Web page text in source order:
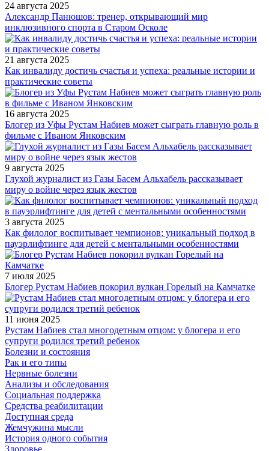
24 августа 2025
Александр Панюшов: тренер, открывающий мир
инклюзивного спорта в Старом Осколе
21 августа 2025
Как инвалиду достичь счастья и успеха: реальные истории и
практические советы
16 августа 2025
Блогер из Уфы Рустам Набиев может сыграть главную роль в
фильме с Иваном Янковским
9 августа 2025
Глухой журналист из Газы Басем Альхабель рассказывает
миру о войне через язык жестов
3 августа 2025
Как филолог воспитывает чемпионов: уникальный подход в
пауэрлифтинге для детей с ментальными особенностями
7 июля 2025
Блогер Рустам Набиев покорил вулкан Горелый на Камчатке
11 июня 2025
Рустам Набиев стал многодетным отцом: у блогера и его
супруги родился третий ребенок
Болезни и состояния
Рак и его типы
Нервные болезни
Анализы и обследования
Социальная поддержка
Средства реабилитации
Доступная среда
Жемчужина мысли
История одного события